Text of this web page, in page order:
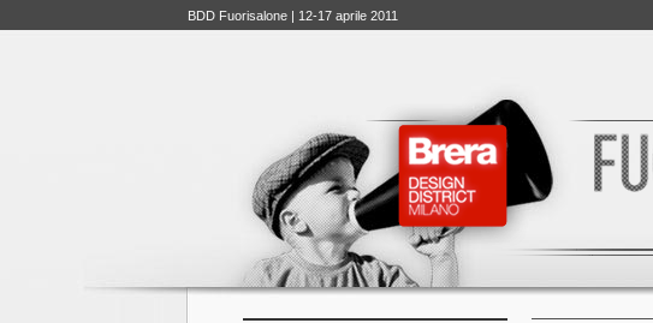
BDD Fuorisalone | 12-17 aprile 2011